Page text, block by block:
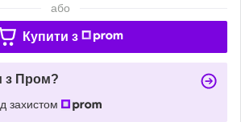
або
Купити з
з Пром?
захистом